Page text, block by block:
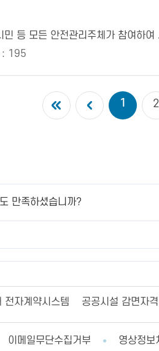
모든 안전관리주체가 참여하여
: 195
1 2
만족하셨습니까?
전자계약시스템 공공시설 감면자
이메일무단수집거부 영상정보